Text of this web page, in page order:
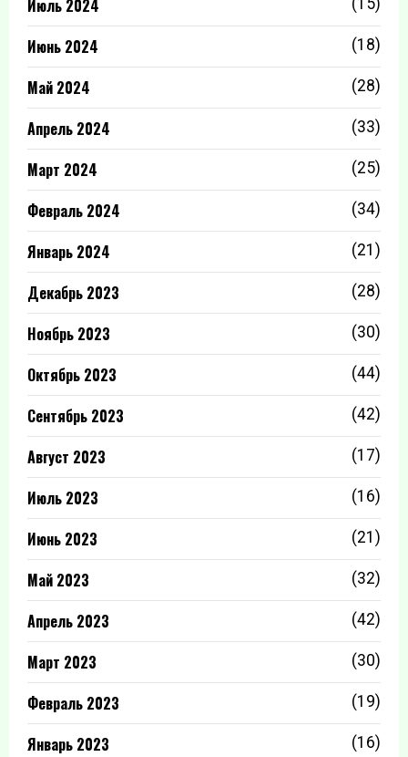
Июль 2024 (15)
Июнь 2024 (18)
Май 2024 (28)
Апрель 2024 (33)
Март 2024 (25)
Февраль 2024 (34)
Январь 2024 (21)
Декабрь 2023 (28)
Ноябрь 2023 (30)
Октябрь 2023 (44)
Сентябрь 2023 (42)
Август 2023 (17)
Июль 2023 (16)
Июнь 2023 (21)
Май 2023 (32)
Апрель 2023 (42)
Март 2023 (30)
Февраль 2023 (19)
Январь 2023 (16)